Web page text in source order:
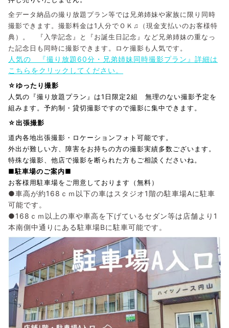
全データ納品の撮り放題プラン等では兄弟姉妹や家族に限り同時
撮影できます。撮影料金は1人分でＯＫ♫（現金支払いのお客様特
典）。 『入学記念』と『お誕生日記念』など兄弟姉妹の重なっ
た記念日も同時に撮影できます。ロケ撮影も人気です。
人気の 『撮り放題60分・兄弟姉妹同時撮影プラン』詳細は
こちらをクリックしてください。
☆ゆったり撮影
人気の『撮り放題プラン』は1日限定2組 無理のない撮影予定を
組みます。予約制・貸切撮影ですので撮影に集中できます。
☆出張撮影
道内各地出張撮影・ロケーションフォト可能です。
外出が難しい方、障害をお持ちの方の撮影実績多数ございます。
特殊な撮影、他店で撮影を断られた方もご相談くださいね。
■駐車場のご案内■
お客様用駐車場をご用意しております（無料）
●車高が約168ｃｍ以下の車はスタジオ1階の駐車場Aに駐車
可能です。
●168ｃｍ以上の車や車高を下げているセダン等は店舗より1
本南側中通りにある駐車場Bに駐車可能です。